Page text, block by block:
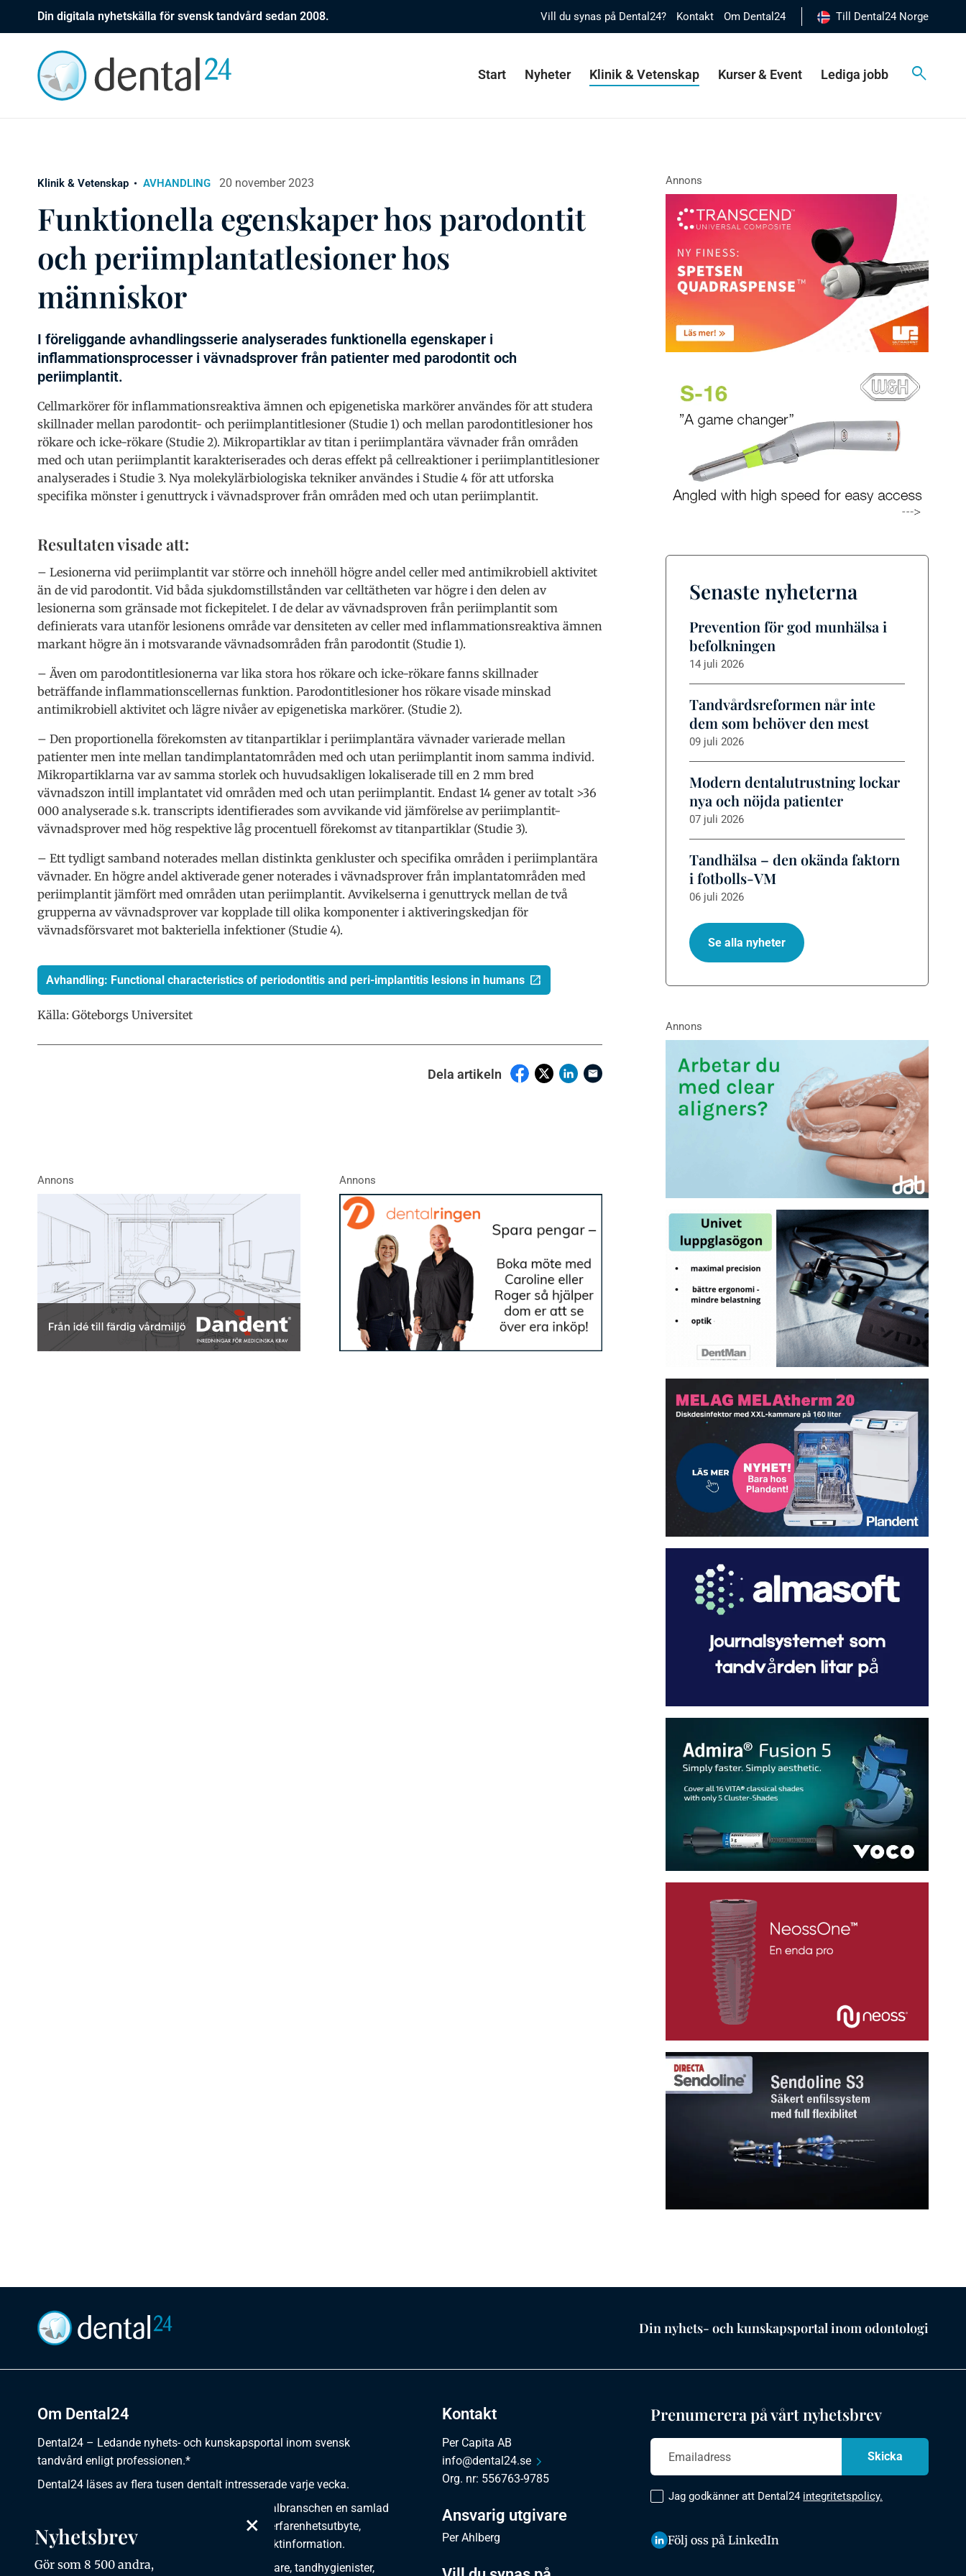
Din digitala nyhetskälla för svensk tandvård sedan 2008. Vill du synas på Dental24? Kontakt Om Dental24 Till Dental24 Norge
Start Nyheter Klinik & Vetenskap Kurser & Event Lediga jobb
Klinik & Vetenskap AVHANDLING 20 november 2023
Funktionella egenskaper hos parodontit
och periimplantatlesioner hos
människor
I föreliggande avhandlingsserie analyserades funktionella egenskaper i
inflammationsprocesser i vävnadsprover från patienter med parodontit och
periimplantit.
Cellmarkörer för inflammationsreaktiva ämnen och epigenetiska markörer användes för att studera
skillnader mellan parodontit- och periimplantitlesioner (Studie 1) och mellan parodontitlesioner hos
rökare och icke-rökare (Studie 2). Mikropartiklar av titan i periimplantära vävnader från områden
med och utan periimplantit karakteriserades och deras effekt på cellreaktioner i periimplantitlesioner
analyserades i Studie 3. Nya molekylärbiologiska tekniker användes i Studie 4 för att utforska
specifika mönster i genuttryck i vävnadsprover från områden med och utan periimplantit.
Resultaten visade att:
– Lesionerna vid periimplantit var större och innehöll högre andel celler med antimikrobiell aktivitet
än de vid parodontit. Vid båda sjukdomstillstånden var celltätheten var högre i den delen av
lesionerna som gränsade mot fickepitelet. I de delar av vävnadsproven från periimplantit som
definierats vara utanför lesionens område var densiteten av celler med inflammationsreaktiva ämnen
markant högre än i motsvarande vävnadsområden från parodontit (Studie 1).
– Även om parodontitlesionerna var lika stora hos rökare och icke-rökare fanns skillnader
beträffande inflammationscellernas funktion. Parodontitlesioner hos rökare visade minskad
antimikrobiell aktivitet och lägre nivåer av epigenetiska markörer. (Studie 2).
– Den proportionella förekomsten av titanpartiklar i periimplantära vävnader varierade mellan
patienter men inte mellan tandimplantatområden med och utan periimplantit inom samma individ.
Mikropartiklarna var av samma storlek och huvudsakligen lokaliserade till en 2 mm bred
vävnadszon intill implantatet vid områden med och utan periimplantit. Endast 14 gener av totalt >36
000 analyserade s.k. transcripts identifierades som avvikande vid jämförelse av periimplantit-
vävnadsprover med hög respektive låg procentuell förekomst av titanpartiklar (Studie 3).
– Ett tydligt samband noterades mellan distinkta genkluster och specifika områden i periimplantära
vävnader. En högre andel aktiverade gener noterades i vävnadsprover från implantatområden med
periimplantit jämfört med områden utan periimplantit. Avvikelserna i genuttryck mellan de två
grupperna av vävnadsprover var kopplade till olika komponenter i aktiveringskedjan för
vävnadsförsvaret mot bakteriella infektioner (Studie 4).
Avhandling: Functional characteristics of periodontitis and peri-implantitis lesions in humans
Källa: Göteborgs Universitet
Dela artikeln
Senaste nyheterna
Prevention för god munhälsa i
befolkningen
14 juli 2026
Tandvårdsreformen når inte
dem som behöver den mest
09 juli 2026
Modern dentalutrustning lockar
nya och nöjda patienter
07 juli 2026
Tandhälsa – den okända faktorn
i fotbolls-VM
06 juli 2026
Se alla nyheter
Din nyhets- och kunskapsportal inom odontologi
Om Dental24
Dental24 – Ledande nyhets- och kunskapsportal inom svensk
tandvård enligt professionen.*
Dental24 läses av flera tusen dentalt intresserade varje vecka.
Dental24 erbjuder yrkesverksamma inom dentalbranschen en samlad
plats för nyheter, kunskap, aktuella händelser, erfarenhetsutbyte,
utbildningar, artiklar, dokumentation och produktinformation.
Dental24 produceras i samverkan med tandläkare, tandhygienister,
Kontakt
Per Capita AB
info@dental24.se
Org. nr: 556763-9785
Ansvarig utgivare
Per Ahlberg
Prenumerera på vårt nyhetsbrev
Jag godkänner att Dental24 integritetspolicy.
Följ oss på LinkedIn
×
Nyhetsbrev
Gör som 8 500 andra,